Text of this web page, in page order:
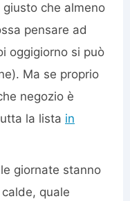
che almeno
pensare ad
oggigiorno si può
Ma se proprio
negozio è
la lista in
giornate stanno
quale